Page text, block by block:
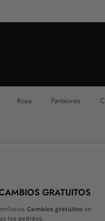
Ropa Pantalones
GRATUITOS
Cambios gratuitos en
los pedidos.